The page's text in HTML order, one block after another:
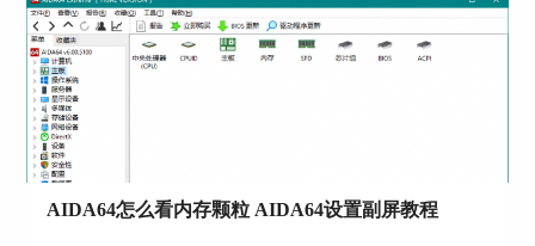
四、查看登录
AIDA64怎么看内存颗粒 AIDA64设置副屏教程